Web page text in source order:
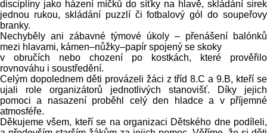
disciplíny jako házení míčků do síťky na hlavě, skládání sirek
jednou rukou, skládání puzzlí či fotbalový gól do soupeřovy
branky.
Nechyběly ani zábavné týmové úkoly – přenášení balónků
mezi hlavami, kámen–nůžky–papír spojený se skoky
v obručích nebo chození po kostkách, které prověřilo
rovnováhu i soustředění.
Celým dopolednem děti provázeli žáci z tříd 8.C a 9.B, kteří se
ujali role organizátorů jednotlivých stanovišť. Díky jejich
pomoci a nasazení proběhl celý den hladce a v příjemné
atmosféře.
Děkujeme všem, kteří se na organizaci Dětského dne podíleli,